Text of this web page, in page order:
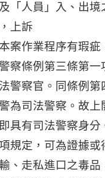
及「人員」入、出
上訴
案作業程序有瑕疵
察條例第三條第
警察官。同條例
為司法警察。故
具有司法警察身
規定，可為證據
輸、走私進口之毒